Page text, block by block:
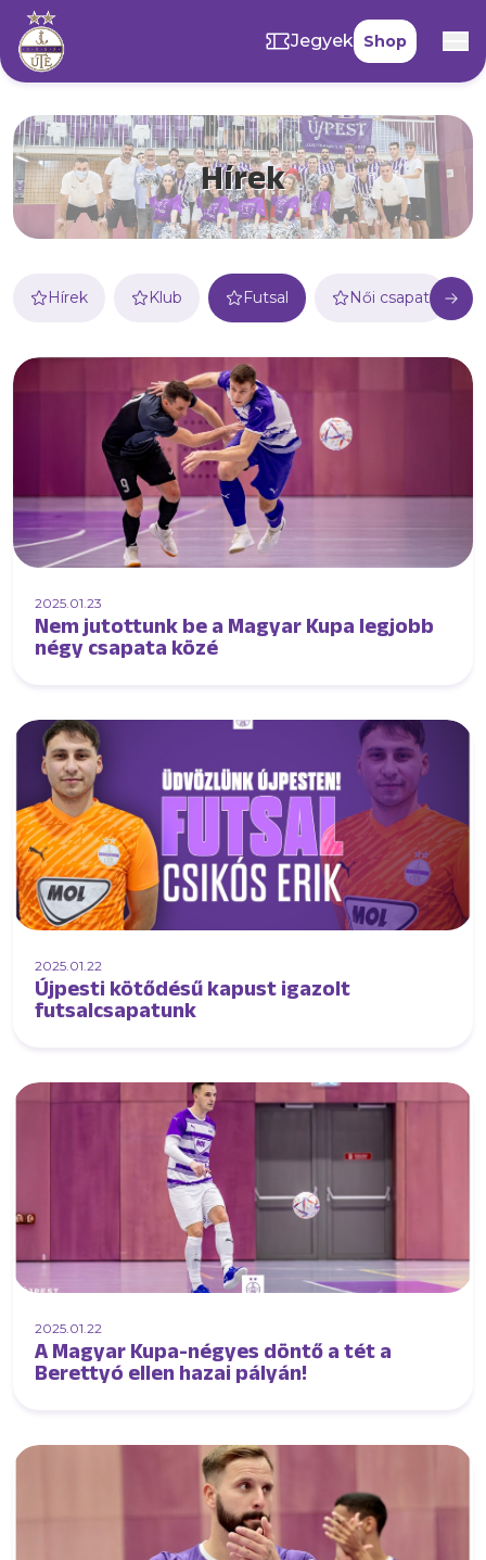
Jegyek Shop
Hírek
Hírek Klub Futsal Női csapat
2025.01.23
Nem jutottunk be a Magyar Kupa legjobb
négy csapata közé
2025.01.22
Újpesti kötődésű kapust igazolt
futsalcsapatunk
2025.01.22
A Magyar Kupa-négyes döntő a tét a
Berettyó ellen hazai pályán!